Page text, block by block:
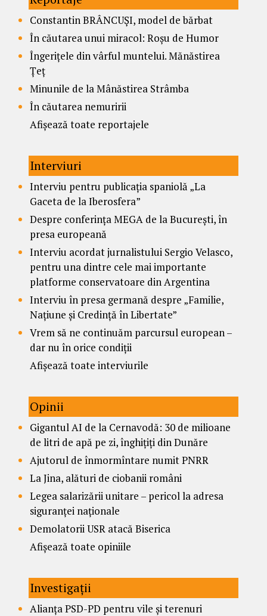
Constantin BRÂNCUȘI, model de bărbat
În căutarea unui miracol: Roșu de Humor
Îngerițele din vârful muntelui. Mănăstirea
Țeț
Minunile de la Mânăstirea Strâmba
În căutarea nemuririi
Afișează toate reportajele
Interviuri
Interviu pentru publicația spaniolă „La
Gaceta de la Iberosfera”
Despre conferința MEGA de la București, în
presa europeană
Interviu acordat jurnalistului Sergio Velasco,
pentru una dintre cele mai importante
platforme conservatoare din Argentina
Interviu în presa germană despre „Familie,
Națiune și Credință în Libertate”
Vrem să ne continuăm parcursul european –
dar nu în orice condiții
Afișează toate interviurile
Opinii
Gigantul AI de la Cernavodă: 30 de milioane
de litri de apă pe zi, înghițiți din Dunăre
Ajutorul de înmormîntare numit PNRR
La Jina, alături de ciobanii români
Legea salarizării unitare – pericol la adresa
siguranței naționale
Demolatorii USR atacă Biserica
Afișează toate opiniile
Investigații
Alianța PSD-PD pentru vile și terenuri